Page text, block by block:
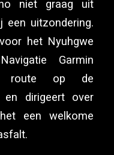
niet graag uit
een uitzondering.
het Nyuhgwe
Garmin
route op de
en dirigeert over
een welkome